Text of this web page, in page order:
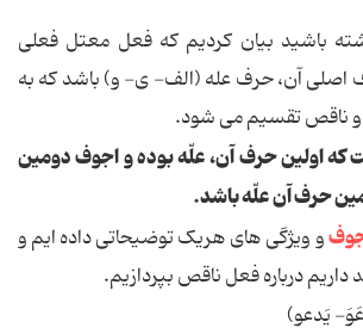
باشید بیان کردیم که فعل معتل فعلی
اصلی آن، حرف عله (الف- ی- و) باشد که به
و ناقص تقسیم می شود.
اولین حرف آن، علّه بوده و اجوف دومین
حرف آن علّه باشد.
و ویژگی های هریک توضیحاتی داده ایم و
درباره فعل ناقص بپردازیم.
یَدعو)